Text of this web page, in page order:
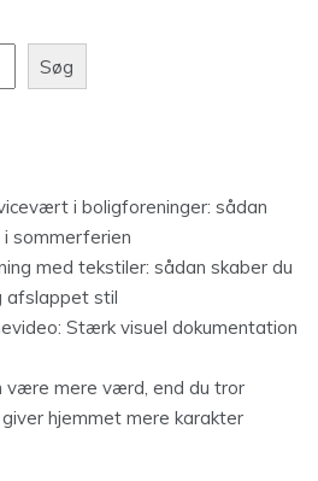
Søg
i boligforeninger: sådan
sommerferien
med tekstiler: sådan skaber du
afslappet stil
Stærk visuel dokumentation
være mere værd, end du tror
hjemmet mere karakter